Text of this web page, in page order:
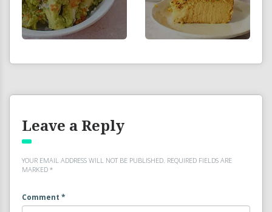
Leave a Reply
YOUR EMAIL ADDRESS WILL NOT BE PUBLISHED. REQUIRED FIELDS ARE
MARKED *
Comment *